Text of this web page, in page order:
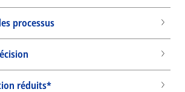
processus
réduits*